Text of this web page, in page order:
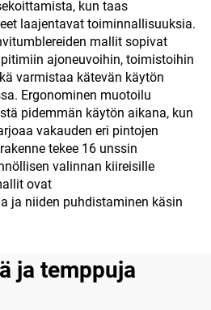
kun taas
laajentavat toiminnallisuuksia.
mallit sopivat
ajoneuvoihin, toimistoihin
varmistaa kätevän käytön
Ergonominen muotoilu
pidemmän käytön aikana, kun
vakauden eri pintojen
tekee 16 unssin
valinnan kiireisille
ovat
ja niiden puhdistaminen käsin
ja temppuja